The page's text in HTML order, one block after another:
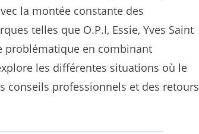
la montée constante des
telles que O.P.I, Essie, Yves Saint
problématique en combinant
les différentes situations où le
conseils professionnels et des retours